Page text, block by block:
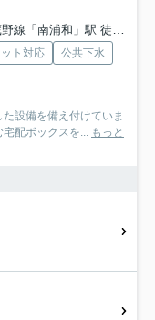
線「南浦和」駅 徒歩14分
ト対応
公共下水
設備を備え付けていま
配ボックスを...
もっと